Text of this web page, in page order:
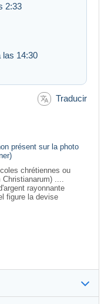
2:33
las 14:30
Traducir
présent sur la photo
chrétiennes ou
Christianarum) ....
rayonnante
figure la devise